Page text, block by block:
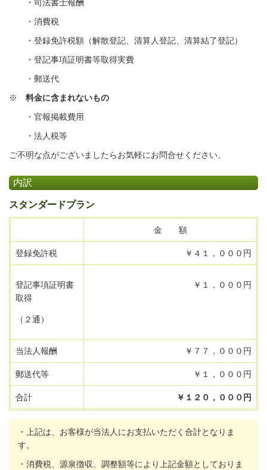
・司法書士報酬
・消費税
・登録免許税額（解散登記、清算人登記、清算結了登記）
・登記事項証明書等取得実費
・郵送代
※ 料金に含まれないもの
・官報掲載費用
・法人税等
ご不明な点がございましたらお気軽にお問合せください。
内訳
スタンダードプラン
金 額
登録免許税 ￥４１，０００円
登記事項証明書
取得
（２通）
￥１，０００円
当法人報酬 ￥７７，０００円
郵送代等 ￥１，０００円
合計 ￥１２０，０００円
・上記は、お客様が当法人にお支払いただく合計となりま
す。
・消費税、源泉徴収、調整額等により上記金額としておりま